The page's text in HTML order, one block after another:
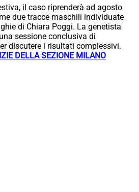
il caso riprenderà ad agosto
due tracce maschili individuate
di Chiara Poggi. La genetista
sessione conclusiva di
discutere i risultati complessivi.
DELLA SEZIONE MILANO